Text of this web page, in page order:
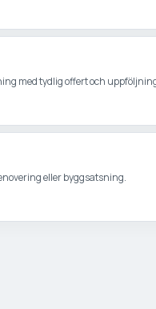
med tydlig offert och
eller byggsatsning.